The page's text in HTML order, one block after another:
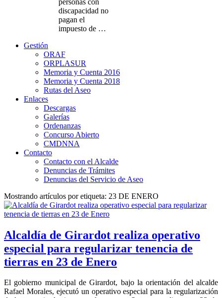
discapacidad no
pagan el
impuesto de …
Gestión
ORAF
ORPLASUR
Memoria y Cuenta 2016
Memoria y Cuenta 2018
Rutas del Aseo
Enlaces
Descargas
Galerías
Ordenanzas
Concurso Abierto
CMDNNA
Contacto
Contacto con el Alcalde
Denuncias de Trámites
Denuncias del Servicio de Aseo
Mostrando artículos por etiqueta: 23 DE ENERO
Alcaldía de Girardot realiza operativo
especial para regularizar tenencia de
tierras en 23 de Enero
El gobierno municipal de Girardot, bajo la orientación del alcalde
Rafael Morales, ejecutó un operativo especial para la regularización